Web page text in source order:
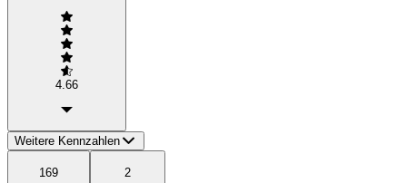
4.66
Weitere Kennzahlen
169
2